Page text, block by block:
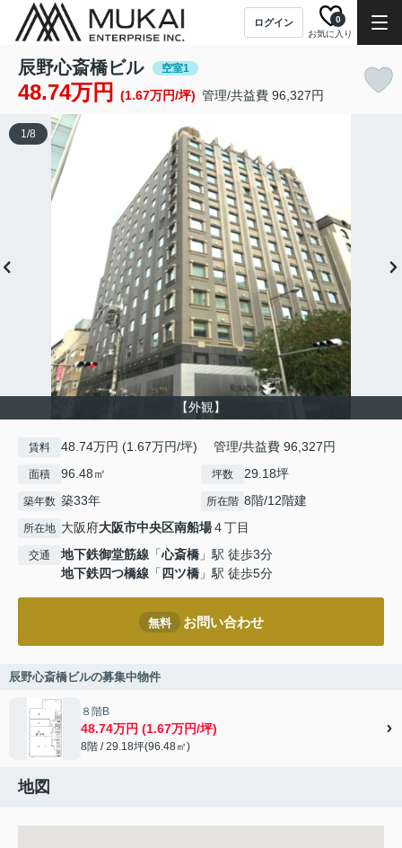
ログイン
お気に入り
0
辰野心斎橋ビル 空室1
48.74万円 (1.67万円/坪) 管理/共益費 96,327円
【外観】
1/8
賃料 48.74万円 (1.67万円/坪) 管理/共益費 96,327円
面積 96.48㎡ 坪数 29.18坪
築年数 築33年 所在階 8階/12階建
所在地 大阪府大阪市中央区南船場４丁目
交通 地下鉄御堂筋線 「心斎橋 」駅 徒歩3分
地下鉄四つ橋線 「 四ツ橋 」駅 徒歩5分
無料 お問い合わせ
辰野心斎橋ビルの募集中物件
８階B
48.74万円 (1.67万円/坪)
8階 / 29.18坪(96.48㎡)
地図